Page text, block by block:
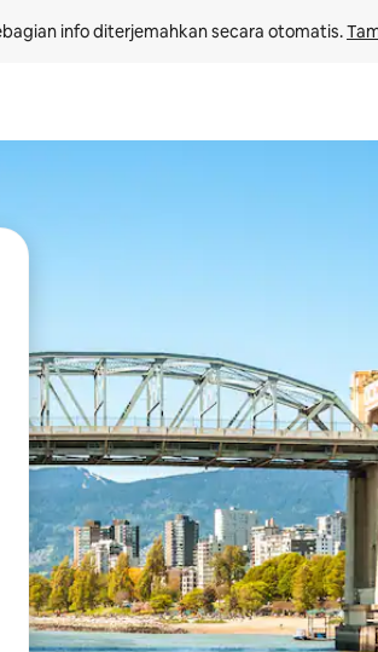
info diterjemahkan secara otomatis.
ke atas dan ke bawah atau jelajahi